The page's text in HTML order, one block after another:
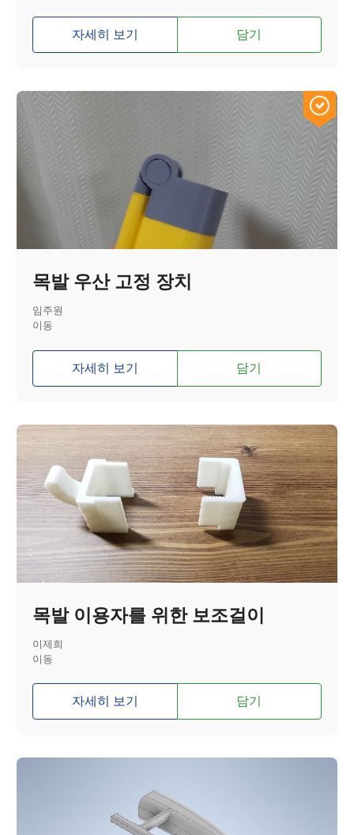
자세히 보기 담기
목발 우산 고정 장치
임주원
이동
자세히 보기 담기
목발 이용자를 위한 보조걸이
이제희
이동
자세히 보기 담기